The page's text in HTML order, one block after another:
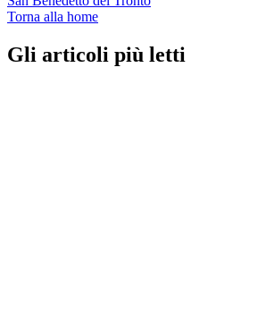
Torna alla home
Gli articoli più letti